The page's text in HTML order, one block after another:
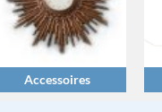
Accessoires